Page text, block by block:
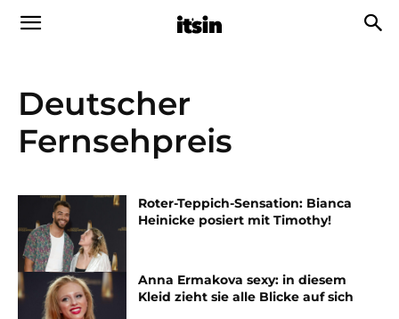
Deutscher
Fernsehpreis
Roter-Teppich-Sensation: Bianca
Heinicke posiert mit Timothy!
Anna Ermakova sexy: in diesem
Kleid zieht sie alle Blicke auf sich